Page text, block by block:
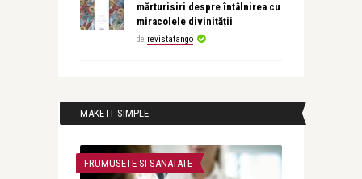
mărturisiri despre întâlnirea cu
miracolele divinității
de revistatango
MAKE IT SIMPLE
FRUMUSETE SI SANATATE